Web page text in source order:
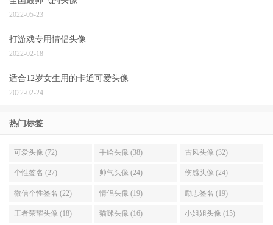
2022-05-23
打游戏专用情侣头像
2022-02-18
适合12岁女生用的卡通可爱头像
2022-02-24
热门标签
可爱头像 (72) 手绘头像 (38) 古风头像 (32)
个性签名 (27) 帅气头像 (24) 伤感头像 (24)
微信个性签名 (22) 情侣头像 (19) 励志签名 (19)
王者荣耀头像 (18) 猫咪头像 (16) 小姐姐头像 (15)